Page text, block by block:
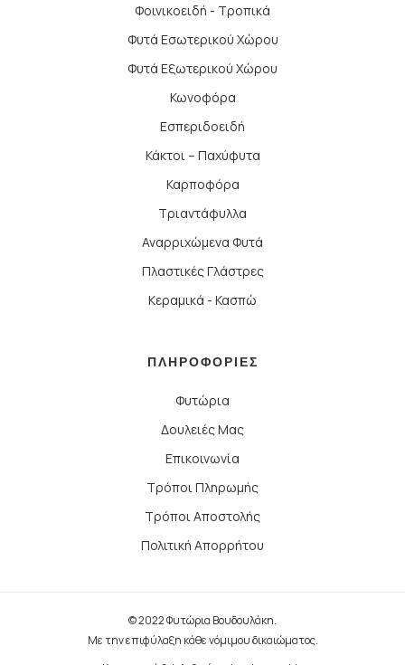
Φοινικοειδή - Τροπικά
Φυτά Εσωτερικού Χώρου
Φυτά Εξωτερικού Χώρου
Κωνοφόρα
Εσπεριδοειδή
Κάκτοι – Παχύφυτα
Καρποφόρα
Τριαντάφυλλα
Αναρριχώμενα Φυτά
Πλαστικές Γλάστρες
Κεραμικά - Κασπώ
ΠΛΗΡΟΦΟΡΙΕΣ
Φυτώρια
Δουλειές Μας
Επικοινωνία
Τρόποι Πληρωμής
Τρόποι Αποστολής
Πολιτική Απορρήτου
© 2022 Φυτώρια Βουδουλάκη.
Με την επιφύλαξη κάθε νόμιμου δικαιώματος.